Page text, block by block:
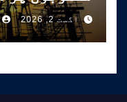
اگست 2, 2026